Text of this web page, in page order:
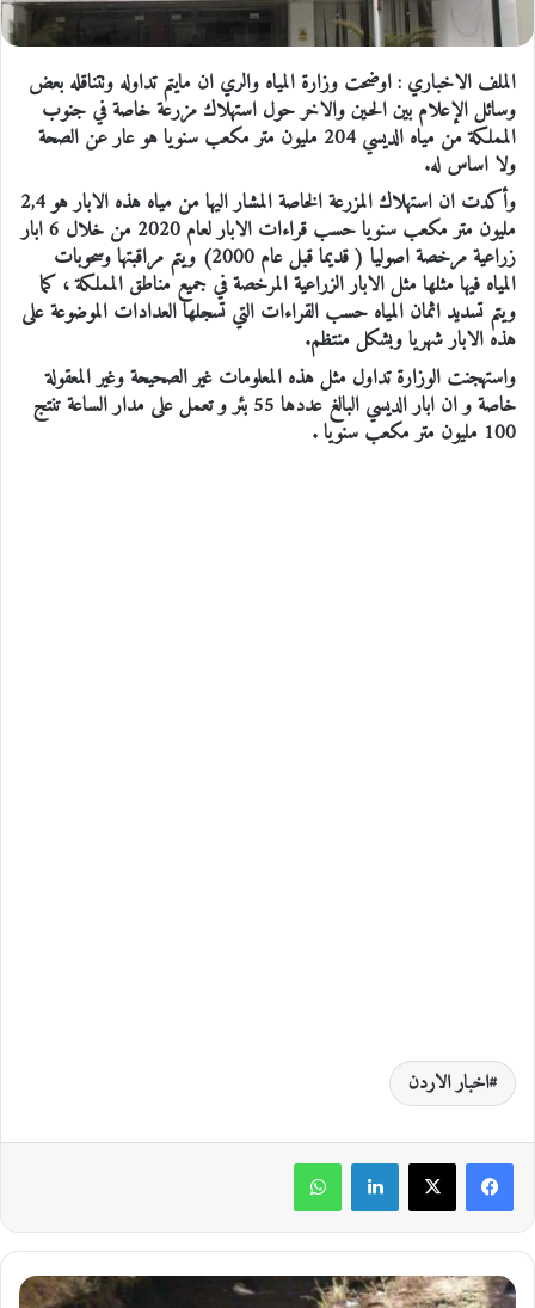
الملف الاخباري : اوضحت وزارة المياه والري ان مايتم تداوله وتتناقله بعض
وسائل الإعلام بين الحين والاخر حول استهلاك مزرعة خاصة في جنوب
المملكة من مياه الديسي 204 مليون متر مكعب سنويا هو عار عن الصحة
ولا اساس له.
وأكدت ان استهلاك المزرعة الخاصة المشار اليها من مياه هذه الابار هو 2,4
مليون متر مكعب سنويا حسب قراءات الابار لعام 2020 من خلال 6 ابار
زراعية مرخصة اصوليا ( قديما قبل عام 2000) ويتم مراقبتها وسحوبات
المياه فيها مثلها مثل الابار الزراعية المرخصة في جميع مناطق المملكة ، كما
ويتم تسديد اثمان المياه حسب القراءات التي تسجلها العدادات الموضوعة على
هذه الابار شهريا وبشكل منتظم.
واستهجنت الوزارة تداول مثل هذه المعلومات غير الصحيحة وغير المعقولة
خاصة و ان ابار الديسي البالغ عددها 55 بئر و تعمل على مدار الساعة تنتج
100 مليون متر مكعب سنويا .
اخبار الاردن
و